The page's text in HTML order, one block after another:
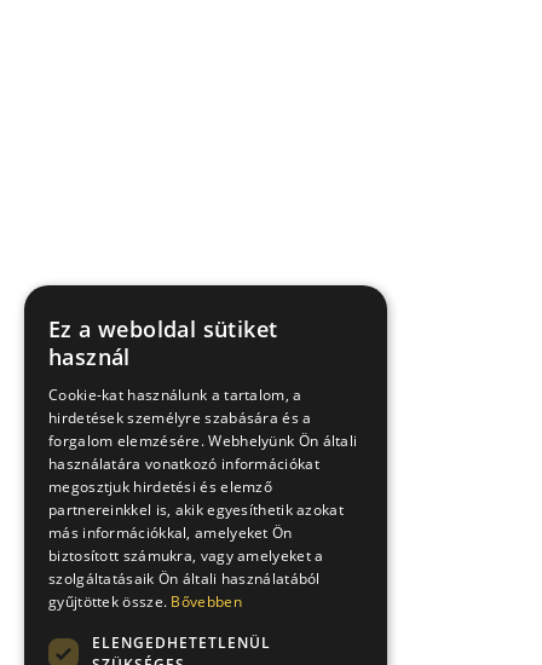
Ez a weboldal sütiket
használ
Cookie-kat használunk a tartalom, a
hirdetések személyre szabására és a
forgalom elemzésére. Webhelyünk Ön általi
használatára vonatkozó információkat
megosztjuk hirdetési és elemző
partnereinkkel is, akik egyesíthetik azokat
más információkkal, amelyeket Ön
biztosított számukra, vagy amelyeket a
szolgáltatásaik Ön általi használatából
gyűjtöttek össze. Bővebben
ELENGEDHETETLENÜL